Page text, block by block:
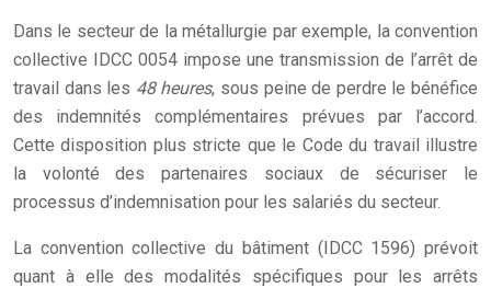
Dans le secteur de la métallurgie par exemple, la convention
collective IDCC 0054 impose une transmission de l’arrêt de
travail dans les 48 heures, sous peine de perdre le bénéfice
des indemnités complémentaires prévues par l’accord.
Cette disposition plus stricte que le Code du travail illustre
la volonté des partenaires sociaux de sécuriser le
processus d’indemnisation pour les salariés du secteur.
La convention collective du bâtiment (IDCC 1596) prévoit
quant à elle des modalités spécifiques pour les arrêts